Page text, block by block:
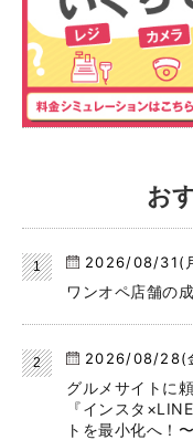
お
2026/08/31(
ワンオペ店舗の
2026/08/28(
グルメサイトに
『インスタ
トを最小化へ！〜